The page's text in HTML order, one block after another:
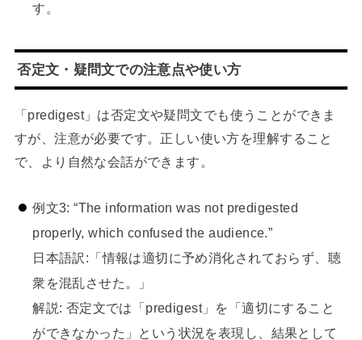
す。
否定文・疑問文での注意点や使い方
「predigest」は否定文や疑問文でも使うことができま
すが、注意が必要です。正しい使い方を理解すること
で、より自然な会話ができます。
例文3: “The information was not predigested
properly, which confused the audience.”
日本語訳:「情報は適切に予め消化されておらず、聴
衆を混乱させた。」
解説: 否定文では「predigest」を「適切にすること
ができなかった」という状況を表現し、結果として